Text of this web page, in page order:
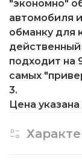
"экономно"
автомобиля
обманку для
подходит на
самых
3.
Цена указана